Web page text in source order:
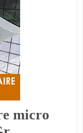
micro